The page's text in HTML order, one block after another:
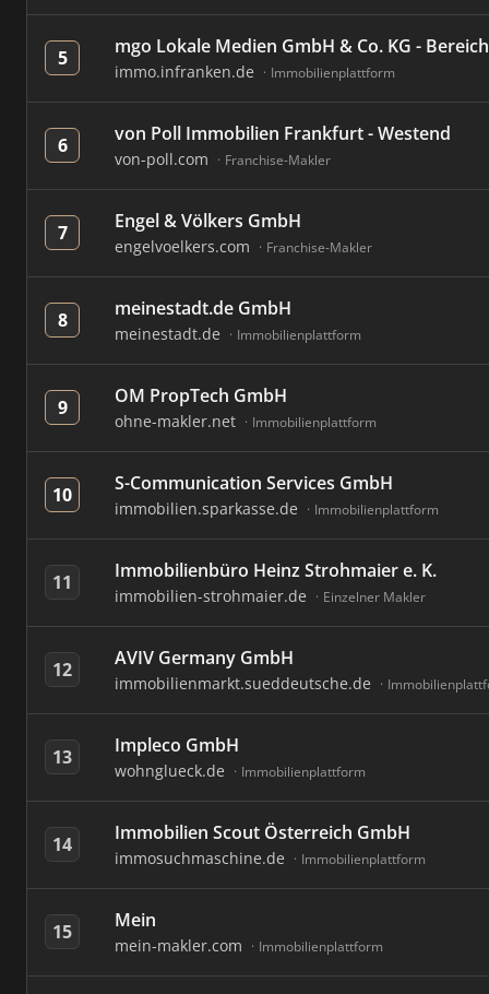
5 mgo Lokale Medien GmbH & Co. KG -
immo.infranken.de Immobilienplattform
6 von Poll Immobilien Frankfurt - Westend
von-poll.com Franchise-Makler
7 Engel & Völkers GmbH
engelvoelkers.com Franchise-Makler
8 meinestadt.de GmbH
meinestadt.de Immobilienplattform
9 OM PropTech GmbH
ohne-makler.net Immobilienplattform
10 S-Communication Services GmbH
immobilien.sparkasse.de Immobilienplattform
11 Immobilienbüro Heinz Strohmaier e. K.
immobilien-strohmaier.de Einzelner Makler
12 AVIV Germany GmbH
immobilienmarkt.sueddeutsche.de
13 Impleco GmbH
wohnglueck.de Immobilienplattform
14 Immobilien Scout Österreich GmbH
immosuchmaschine.de Immobilienplattform
15 Mein
mein-makler.com Immobilienplattform